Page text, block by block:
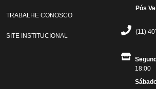
TRABALHE CONOSCO
SITE INSTITUCIONAL
Pós
(11)
18:00